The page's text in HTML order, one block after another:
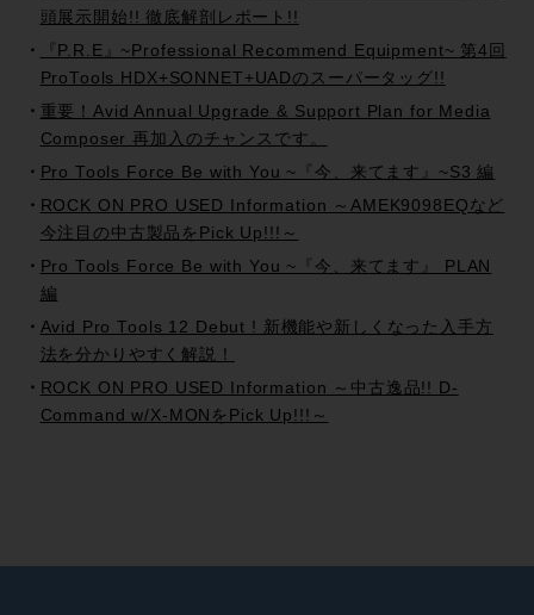
頭展示開始!! 徹底解剖レポート!!
『P.R.E』~Professional Recommend Equipment~ 第4回
ProTools HDX+SONNET+UADのスーパータッグ!!
重要！Avid Annual Upgrade & Support Plan for Media
Composer 再加入のチャンスです。
Pro Tools Force Be with You ~『今、来てます』~S3 編
ROCK ON PRO USED Information ～AMEK9098EQなど
今注目の中古製品をPick Up!!!～
Pro Tools Force Be with You ~『今、来てます』 PLAN
編
Avid Pro Tools 12 Debut ! 新機能や新しくなった入手方
法を分かりやすく解説！
ROCK ON PRO USED Information ～中古逸品!! D-
Command w/X-MONをPick Up!!!～